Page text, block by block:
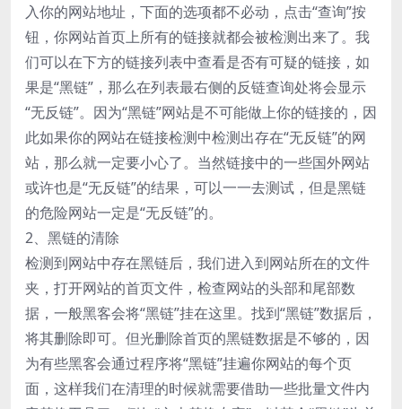
入你的网站地址，下面的选项都不必动，点击“查询”按
钮，你网站首页上所有的链接就都会被检测出来了。我
们可以在下方的链接列表中查看是否有可疑的链接，如
果是“黑链”，那么在列表最右侧的反链查询处将会显示
“无反链”。因为“黑链”网站是不可能做上你的链接的，因
此如果你的网站在链接检测中检测出存在“无反链”的网
站，那么就一定要小心了。当然链接中的一些国外网站
或许也是“无反链”的结果，可以一一去测试，但是黑链
的危险网站一定是“无反链”的。
2、黑链的清除
检测到网站中存在黑链后，我们进入到网站所在的文件
夹，打开网站的首页文件，检查网站的头部和尾部数
据，一般黑客会将“黑链”挂在这里。找到“黑链”数据后，
将其删除即可。但光删除首页的黑链数据是不够的，因
为有些黑客会通过程序将“黑链”挂遍你网站的每个页
面，这样我们在清理的时候就需要借助一些批量文件内